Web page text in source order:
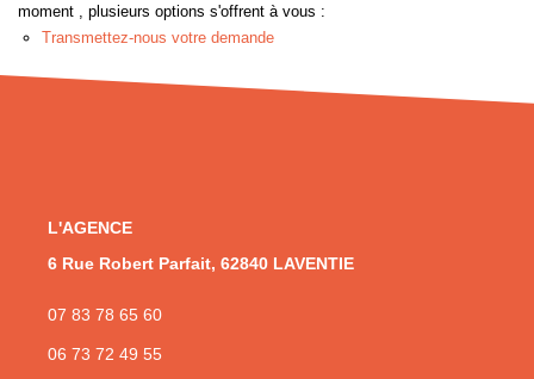
NOS AGENCES
CONTACT
moment , plusieurs options s'offrent à vous :
Transmettez-nous votre demande
L'AGENCE
6 Rue Robert Parfait, 62840 LAVENTIE
07 83 78 65 60
06 73 72 49 55